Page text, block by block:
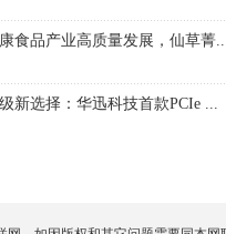
食品产业高质量发展，仙草菁
新选择：华迅科技首款PCIe ...